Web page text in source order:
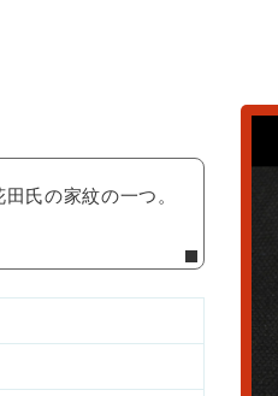
氏の家紋の一つ。